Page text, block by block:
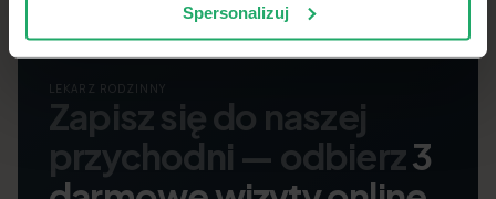
Spersonalizuj
LEKARZ RODZINNY
Zapisz się do naszej
przychodni — odbierz3